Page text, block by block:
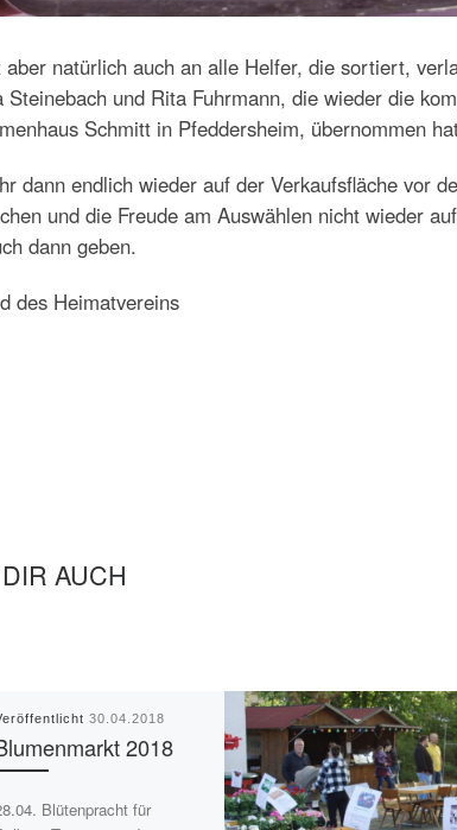
natürlich auch an alle Helfer, die sortiert,
Steinebach und Rita Fuhrmann, die wieder die
Schmitt in Pfeddersheim, übernommen
dann endlich wieder auf der Verkaufsfläche vor
und die Freude am Auswählen nicht wieder
dann geben.
des Heimatvereins
AUCH
30.04.2018
2018
Blütenpracht für